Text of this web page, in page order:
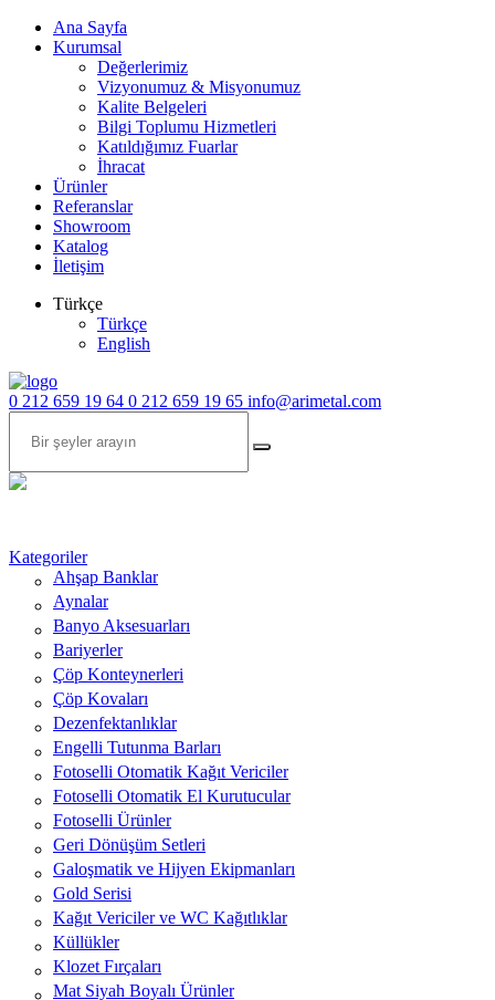
Ana Sayfa
Kurumsal
Değerlerimiz
Vizyonumuz & Misyonumuz
Kalite Belgeleri
Bilgi Toplumu Hizmetleri
Katıldığımız Fuarlar
İhracat
Ürünler
Referanslar
Showroom
Katalog
İletişim
Türkçe
Türkçe
English
0 212 659 19 64 0 212 659 19 65 info@arimetal.com
Kategoriler
Ahşap Banklar
Aynalar
Banyo Aksesuarları
Bariyerler
Çöp Konteynerleri
Çöp Kovaları
Dezenfektanlıklar
Engelli Tutunma Barları
Fotoselli Otomatik Kağıt Vericiler
Fotoselli Otomatik El Kurutucular
Fotoselli Ürünler
Geri Dönüşüm Setleri
Galoşmatik ve Hijyen Ekipmanları
Gold Serisi
Kağıt Vericiler ve WC Kağıtlıklar
Küllükler
Klozet Fırçaları
Mat Siyah Boyalı Ürünler